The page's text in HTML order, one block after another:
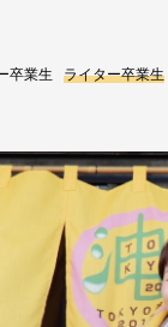
卒業生 ライター卒業生